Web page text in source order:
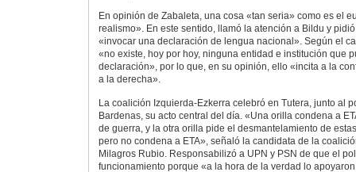
En opinión de Zabaleta, una cosa «tan seria» como es el
realismo». En este sentido, llamó la atención a Bildu y
«invocar una declaración de lengua nacional». Según el
«no existe, hoy por hoy, ninguna entidad e institución que
declaración», por lo que, en su opinión, ello «incita a la
a la derecha».
La coalición Izquierda-Ezkerra celebró en Tutera, junto al
Bardenas, su acto central del día. «Una orilla condena a
de guerra, y la otra orilla pide el desmantelamiento de
pero no condena a ETA», señaló la candidata de la
Milagros Rubio. Responsabilizó a UPN y PSN de que el
funcionamiento porque «a la hora de la verdad lo